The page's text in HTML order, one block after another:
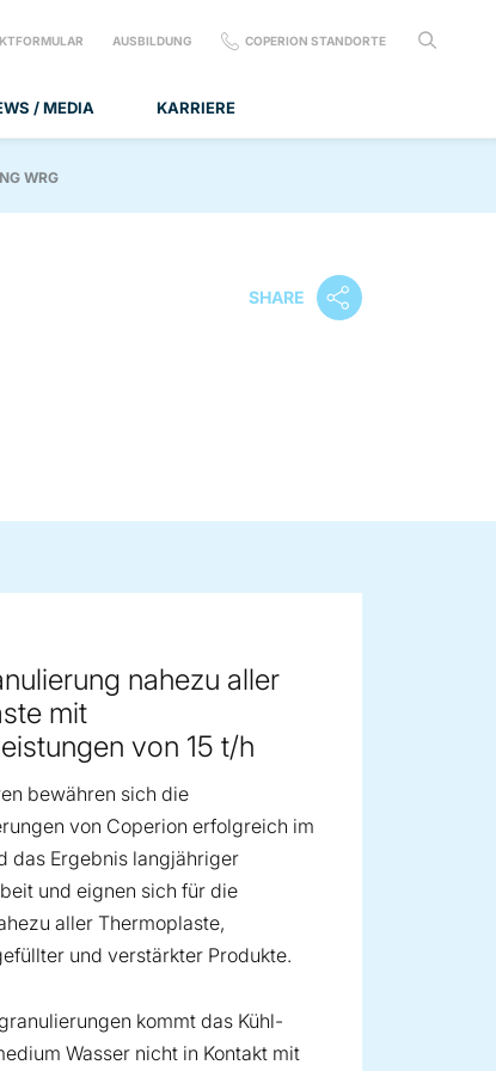
/ MEDIA KARRIERE
AUSBILDUNG COPERION STANDORTE
WRG
SHARE
nahezu aller
mit
von 15 t/h
bewähren sich die
von Coperion erfolgreich im
das Ergebnis langjähriger
und eignen sich für die
aller Thermoplaste,
und verstärkter Produkte.
kommt das Kühl-
Wasser nicht in Kontakt mit